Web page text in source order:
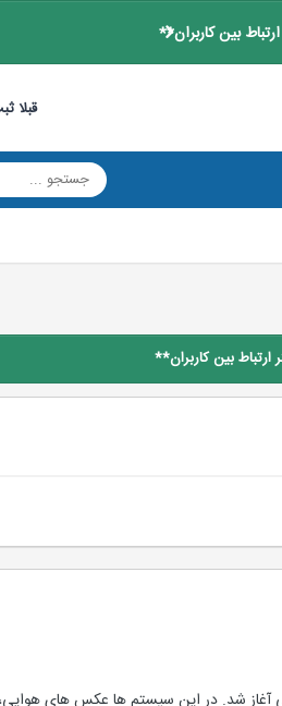
بین کاربران**
قبلا
بین کاربران**
اطلاعات جغرافيايي آغاز شد. در اين سيستم ها عکس